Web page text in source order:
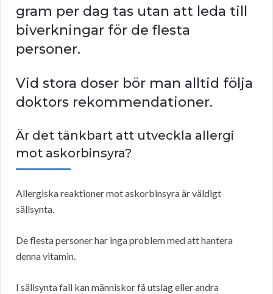
gram per dag tas utan att leda till
biverkningar för de flesta
personer.
Vid stora doser bör man alltid följa
doktors rekommendationer.
Är det tänkbart att utveckla allergi
mot askorbinsyra?
Allergiska reaktioner mot askorbinsyra är väldigt
sällsynta.
De flesta personer har inga problem med att hantera
denna vitamin.
I sällsynta fall kan människor få utslag eller andra